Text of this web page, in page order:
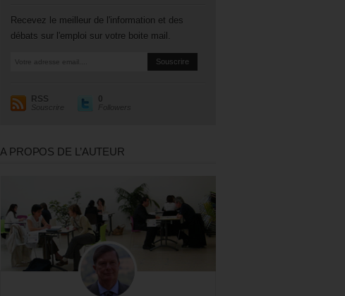
Recevez le meilleur de l'information et des
débats sur l'emploi sur votre boite mail.
RSS
Souscrire
0
Followers
A PROPOS DE L’AUTEUR